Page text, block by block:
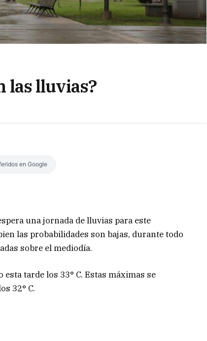
las lluvias?
en Google
una jornada de lluvias para este
las probabilidades son bajas, durante todo
sobre el mediodía.
tarde los 33° C. Estas máximas se
32° C.